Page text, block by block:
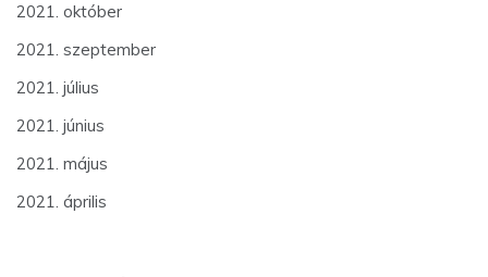
2021. október
2021. szeptember
2021. július
2021. június
2021. május
2021. április